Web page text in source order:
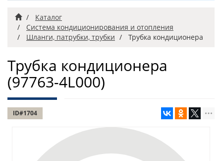
ГлавнаяКаталог
Система кондиционирования и отопления
Шланги, патрубки, трубки
Трубка кондиционера
Трубка кондиционера
(97763-4L000)
ID#1704